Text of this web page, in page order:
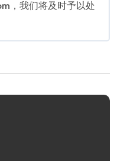
，我们将及时予以处